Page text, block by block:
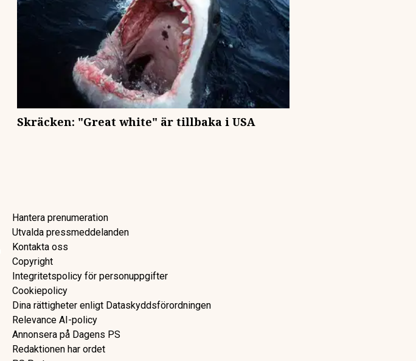
Skräcken: "Great white" är tillbaka i USA
Hantera prenumeration
Utvalda pressmeddelanden
Kontakta oss
Copyright
Integritetspolicy för personuppgifter
Cookiepolicy
Dina rättigheter enligt Dataskyddsförordningen
Relevance AI-policy
Annonsera på Dagens PS
Redaktionen har ordet